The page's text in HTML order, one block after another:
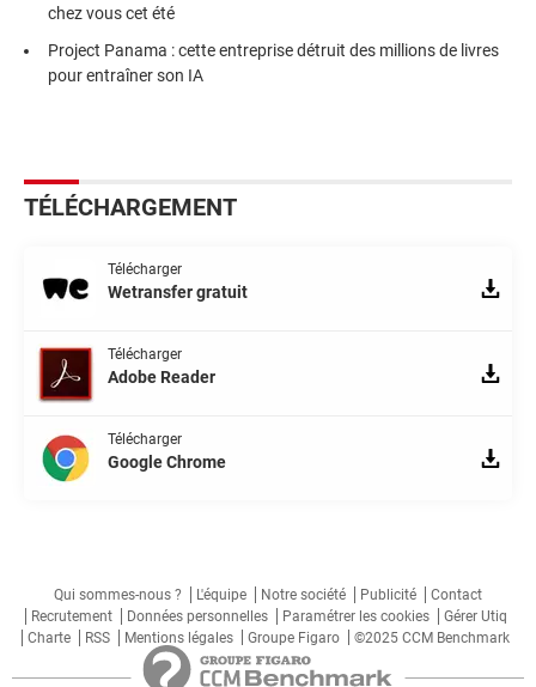
chez vous cet été
Project Panama : cette entreprise détruit des millions de livres
pour entraîner son IA
TÉLÉCHARGEMENT
Télécharger
Wetransfer gratuit
Télécharger
Adobe Reader
Télécharger
Google Chrome
Qui sommes-nous ? L'équipe Notre société Publicité
Contact
Recrutement
Données personnelles Paramétrer les cookies
Gérer Utiq
Charte
RSS Mentions légales Groupe Figaro ©2025 CCM Benchmark